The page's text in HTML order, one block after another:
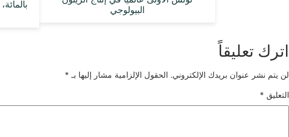
البيولوجي
اترك تعليقاً
لن يتم نشر عنوان بريدك الإلكتروني. الحقول الإلزامية مشار إليها بـ *
التعليق *